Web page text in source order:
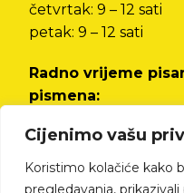
Cijenimo vašu
Koristimo kolačiće kako
pregledavanja,
četvrtak: 9 – 12 sati
petak: 9 – 12 sati
Radno vrijeme
pismena:
do 15 sati
Izjava o pristupačnosti